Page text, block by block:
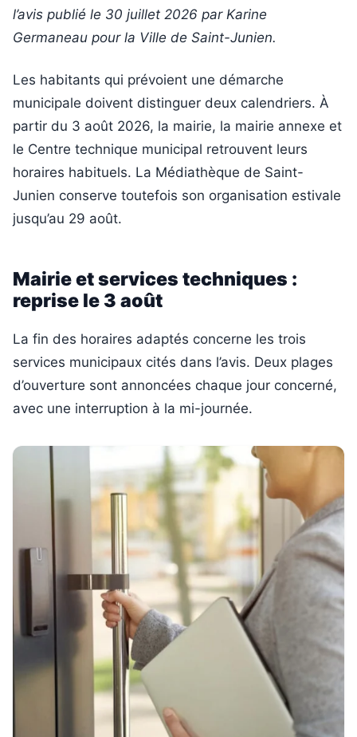
l’avis publié le 30 juillet 2026 par Karine
Germaneau pour la Ville de Saint-Junien.
Les habitants qui prévoient une démarche
municipale doivent distinguer deux calendriers. À
partir du 3 août 2026, la mairie, la mairie annexe et
le Centre technique municipal retrouvent leurs
horaires habituels. La Médiathèque de Saint-
Junien conserve toutefois son organisation estivale
jusqu’au 29 août.
Mairie et services techniques :
reprise le 3 août
La fin des horaires adaptés concerne les trois
services municipaux cités dans l’avis. Deux plages
d’ouverture sont annoncées chaque jour concerné,
avec une interruption à la mi-journée.